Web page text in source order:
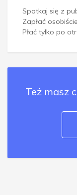
Spotkaj się z
Zapłać osobiście
Płać tylko po
Też masz